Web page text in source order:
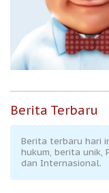
Berita Terbaru
Berita terbaru hari
hukum, berita unik,
dan Internasional.